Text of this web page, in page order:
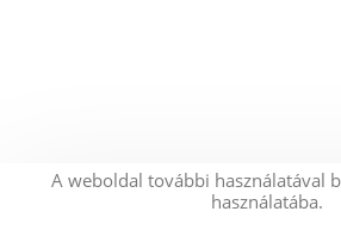
A weboldal további használatával
használatába.